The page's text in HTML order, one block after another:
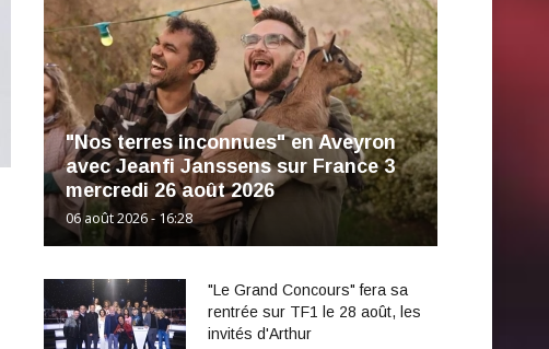
"Nos terres inconnues" en Aveyron
avec Jeanfi Janssens sur France 3
mercredi 26 août 2026
06 août 2026 - 16:28
"Le Grand Concours" fera sa
rentrée sur TF1 le 28 août, les
invités d'Arthur